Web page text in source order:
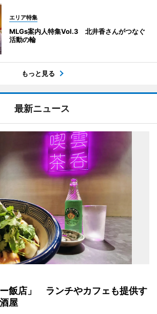
エリア特集
MLGs案内人特集Vol.3 北井香さんがつなぐ
活動の輪
もっと見る
最新ニュース
飯店」 ランチやカフェも提供す
屋